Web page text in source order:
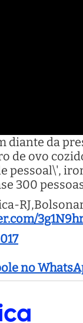
da
de ovo
pessoal\',
300
no